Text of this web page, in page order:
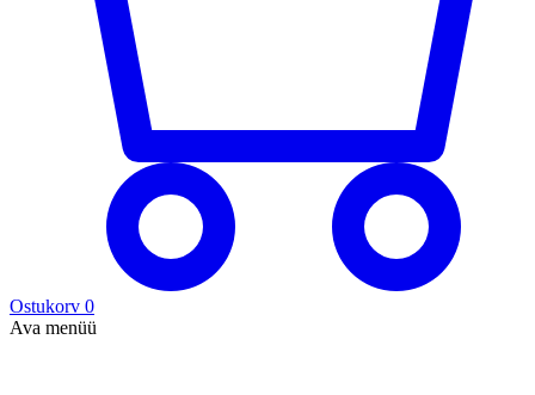
Ostukorv 0
Ava menüü